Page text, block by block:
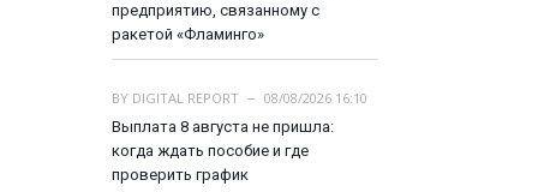
предприятию, связанному с
ракетой «Фламинго»
BY DIGITAL REPORT
08/08/2026 16:10
Выплата 8 августа не пришла:
когда ждать пособие и где
проверить график